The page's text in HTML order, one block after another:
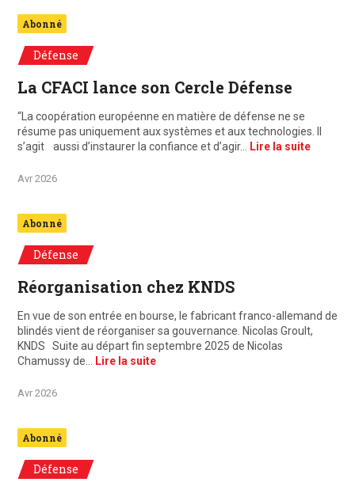
Abonné
Défense
La CFACI lance son Cercle Défense
“La coopération européenne en matière de défense ne se
résume pas uniquement aux systèmes et aux technologies. Il
s’agit aussi d’instaurer la confiance et d’agir… Lire la suite
Avr 2026
Abonné
Défense
Réorganisation chez KNDS
En vue de son entrée en bourse, le fabricant franco-allemand de
blindés vient de réorganiser sa gouvernance. Nicolas Groult,
KNDS Suite au départ fin septembre 2025 de Nicolas
Chamussy de… Lire la suite
Avr 2026
Abonné
Défense